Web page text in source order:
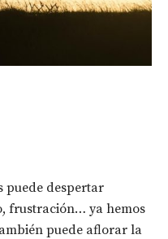
puede despertar
frustración… ya hemos
puede aflorar la